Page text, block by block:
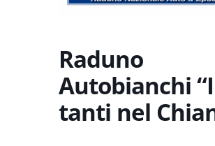
Raduno
Autobianchi
tanti nel